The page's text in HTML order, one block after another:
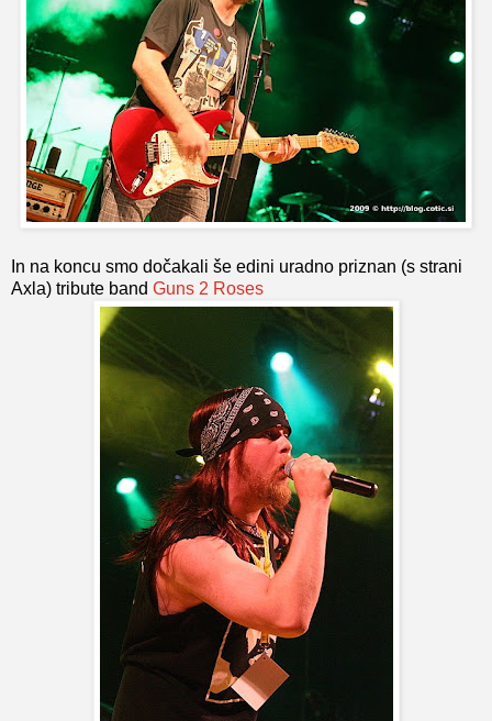
In na koncu smo dočakali še edini uradno priznan (s strani
Axla) tribute band Guns 2 Roses